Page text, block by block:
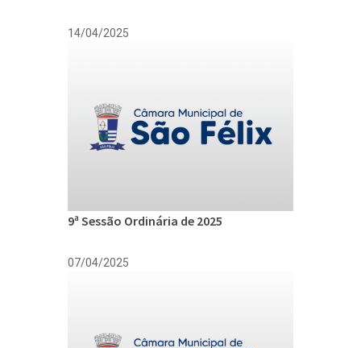
14/04/2025
9ª Sessão Ordinária de 2025
07/04/2025